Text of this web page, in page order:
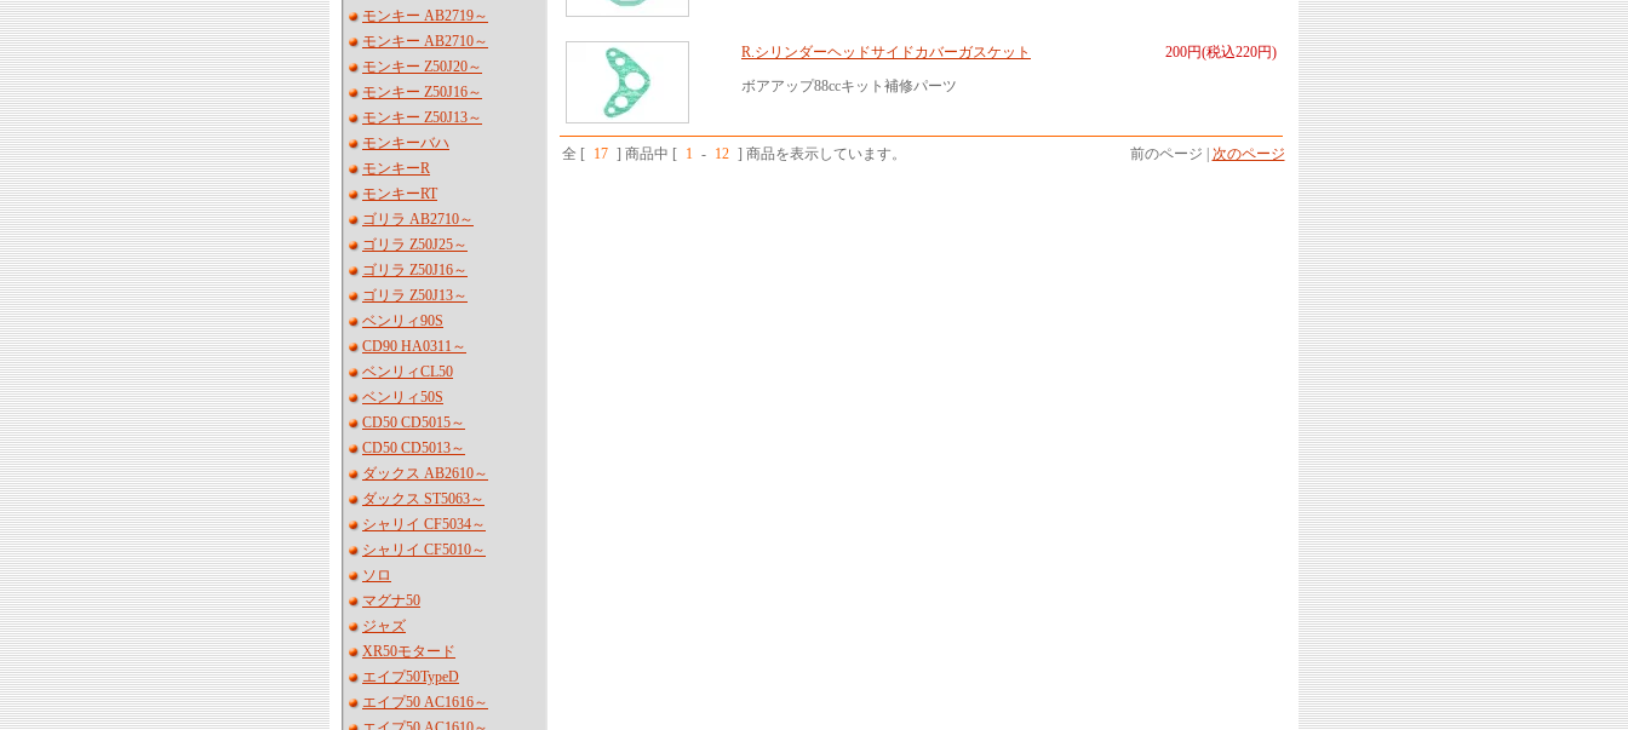
モンキー AB2719～
モンキー AB2710～
モンキー Z50J20～
モンキー Z50J16～
モンキー Z50J13～
モンキーバハ
モンキーR
モンキーRT
ゴリラ AB2710～
ゴリラ Z50J25～
ゴリラ Z50J16～
ゴリラ Z50J13～
ベンリィ90S
CD90 HA0311～
ベンリィCL50
ベンリィ50S
CD50 CD5015～
CD50 CD5013～
ダックス AB2610～
ダックス ST5063～
シャリイ CF5034～
シャリイ CF5010～
ソロ
マグナ50
ジャズ
XR50モタード
エイプ50TypeD
エイプ50 AC1616～
200円(税込220円)
R.シリンダーヘッドサイドカバーガスケット
ボアアップ88ccキット補修パーツ
全 [ 17 ] 商品中 [ 1 - 12 ] 商品を表示しています。 前のページ | 次のページ